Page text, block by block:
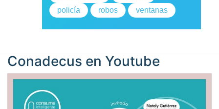
policía
robos ventanas
Conadecus en Youtube